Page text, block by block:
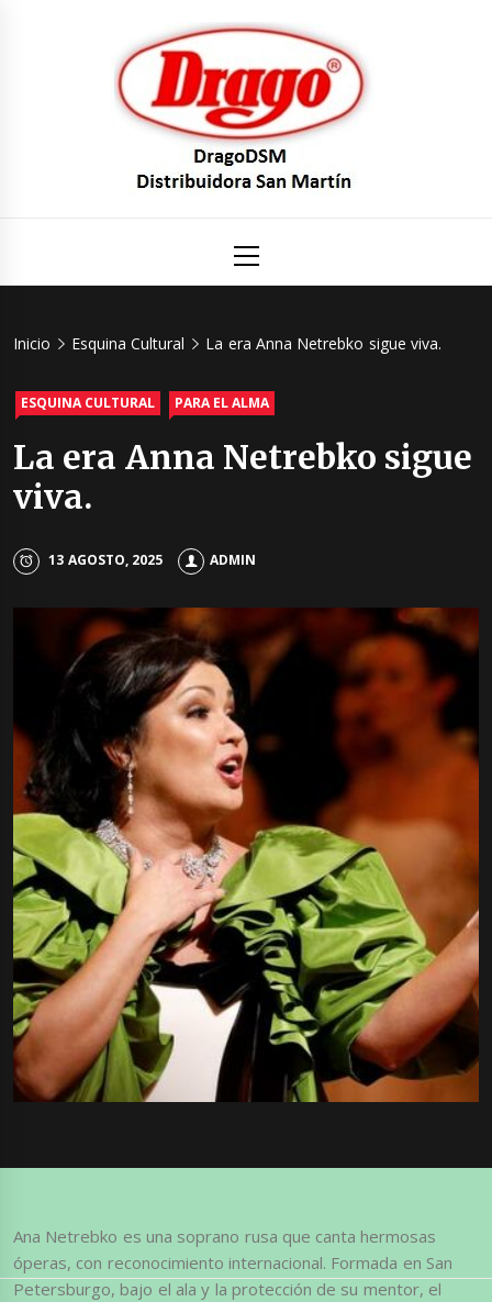
San
principal
Inicio Esquina Cultural La era Anna Netrebko sigue viva.
ESQUINA CULTURAL PARA EL ALMA
La era Anna Netrebko sigue
viva.
13 AGOSTO, 2025 ADMIN
Ana Netrebko es una soprano rusa que canta hermosas
óperas, con reconocimiento internacional. Formada en San
Petersburgo, bajo el ala y la protección de su mentor, el